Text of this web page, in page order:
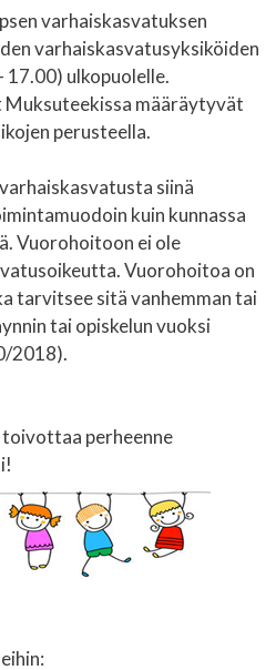
varhaiskasvatuksen
varhaiskasvatusyksiköiden
17.00) ulkopuolelle.
määräytyvät
perusteella.
siinä
kuin kunnassa
Vuorohoitoon ei ole
Vuorohoitoa on
tarvitsee sitä vanhemman tai
tai opiskelun vuoksi
2018).
perheenne